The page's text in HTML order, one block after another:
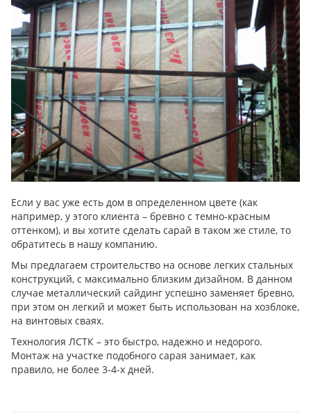
Если у вас уже есть дом в определенном цвете (как
например, у этого клиента – бревно с темно-красным
оттенком), и вы хотите сделать сарай в таком же стиле, то
обратитесь в нашу компанию.
Мы предлагаем строительство на основе легких стальных
конструкций, с максимально близким дизайном. В данном
случае металлический сайдинг успешно заменяет бревно,
при этом он легкий и может быть использован на хозблоке,
на винтовых сваях.
Технология ЛСТК – это быстро, надежно и недорого.
Монтаж на участке подобного сарая занимает, как
правило, не более 3-4-х дней.